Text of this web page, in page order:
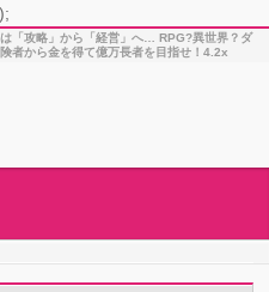
「攻略」から「経営」へ… RPG?異世界？ダ
者から金を得て億万長者を目指せ！4.2x